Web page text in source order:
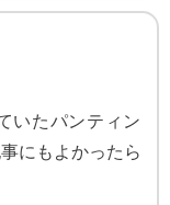
いたパンティン
にもよかったら